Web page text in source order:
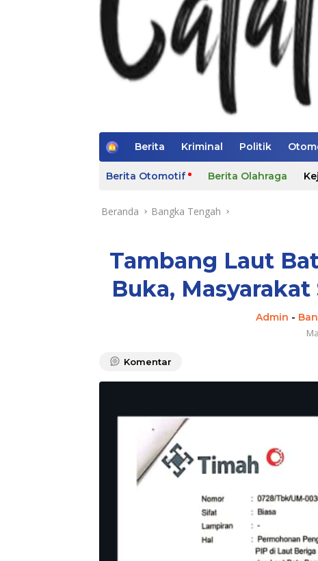
H
m
e
Berita Kriminal Politik
Berita Otomotif Berita Olahraga
Beranda Bangka Tengah
Tambang Laut
Buka,
Admin -
Komentar